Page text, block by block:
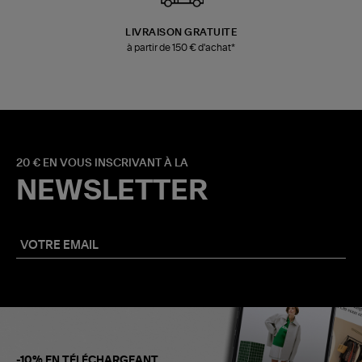
LIVRAISON GRATUITE
à partir de 150 € d'achat*
20 € EN VOUS INSCRIVANT À LA
NEWSLETTER